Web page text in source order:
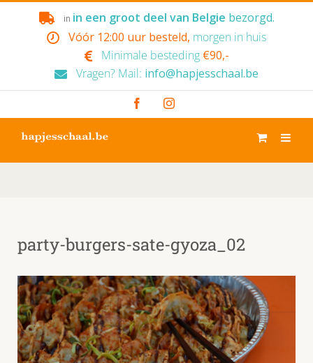
in in een groot deel van Belgie bezorgd.
Vóór 12:00 uur besteld, morgen in huis
Minimale besteding €90,-
Vragen? Mail: info@hapjesschaal.be
FacebookInstagram
party-burgers-sate-gyoza_02